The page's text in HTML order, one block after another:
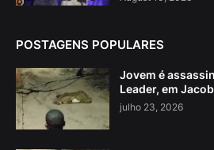
POSTAGENS POPULARES
Jovem é
Leader, em
julho 23, 2026